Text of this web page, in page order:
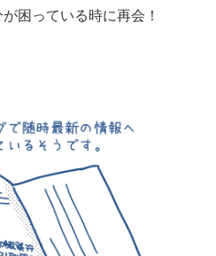
困っている時に再会！